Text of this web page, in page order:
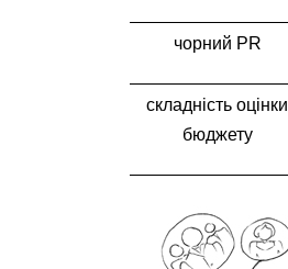
чорний PR
складність оцінки
бюджету